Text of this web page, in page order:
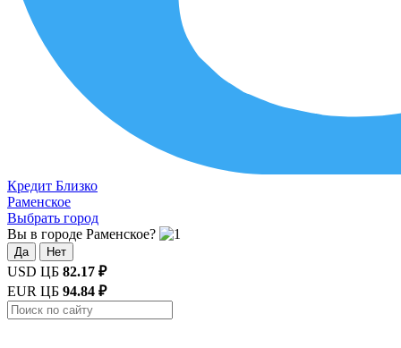
Кредит Близко
Раменское
Выбрать город
Вы в городе Раменское?
Да Нет
USD ЦБ 82.17 ₽
EUR ЦБ 94.84 ₽